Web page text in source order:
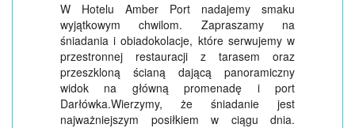
W Hotelu Amber Port nadajemy smaku
wyjątkowym chwilom. Zapraszamy na
śniadania i obiadokolacje, które serwujemy w
przestronnej restauracji z tarasem oraz
przeszkloną ścianą dającą panoramiczny
widok na główną promenadę i port
Darłówka.Wierzymy, że śniadanie jest
najważniejszym posiłkiem w ciągu dnia.